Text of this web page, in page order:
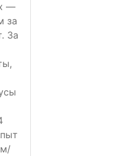
—
за
За